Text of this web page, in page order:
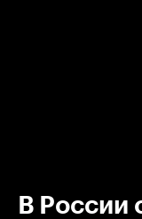
В России